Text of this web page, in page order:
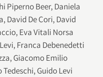
Piperno Beer, Daniela
David De Cori, David
Eva Vitali Norsa
Franca Debenedetti
Giacomo Emilio
Guido Levi